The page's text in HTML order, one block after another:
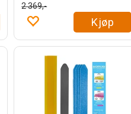
2 369,-
Kjøp